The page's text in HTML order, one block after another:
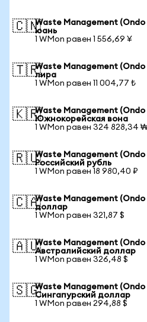
🇨🇳Waste Management
юань
1 WMon равен 1 556,69 ¥
🇹🇷Waste Management (Ondo
лира
1 WMon равен 11 004,77 ₺
🇰🇷Waste Management (Ondo
Южнокорейская вона
1 WMon равен 324 828,34
🇷🇺Waste Management (Ondo
Российский рубль
1 WMon равен 18 980,40 ₽
🇨🇦Waste Management
доллар
1 WMon равен 321,87 $
🇦🇺Waste Management (Ondo
Австралийский доллар
1 WMon равен 326,48 $
🇸🇬Waste Management (Ondo
Сингапурский доллар
1 WMon равен 294,88 $